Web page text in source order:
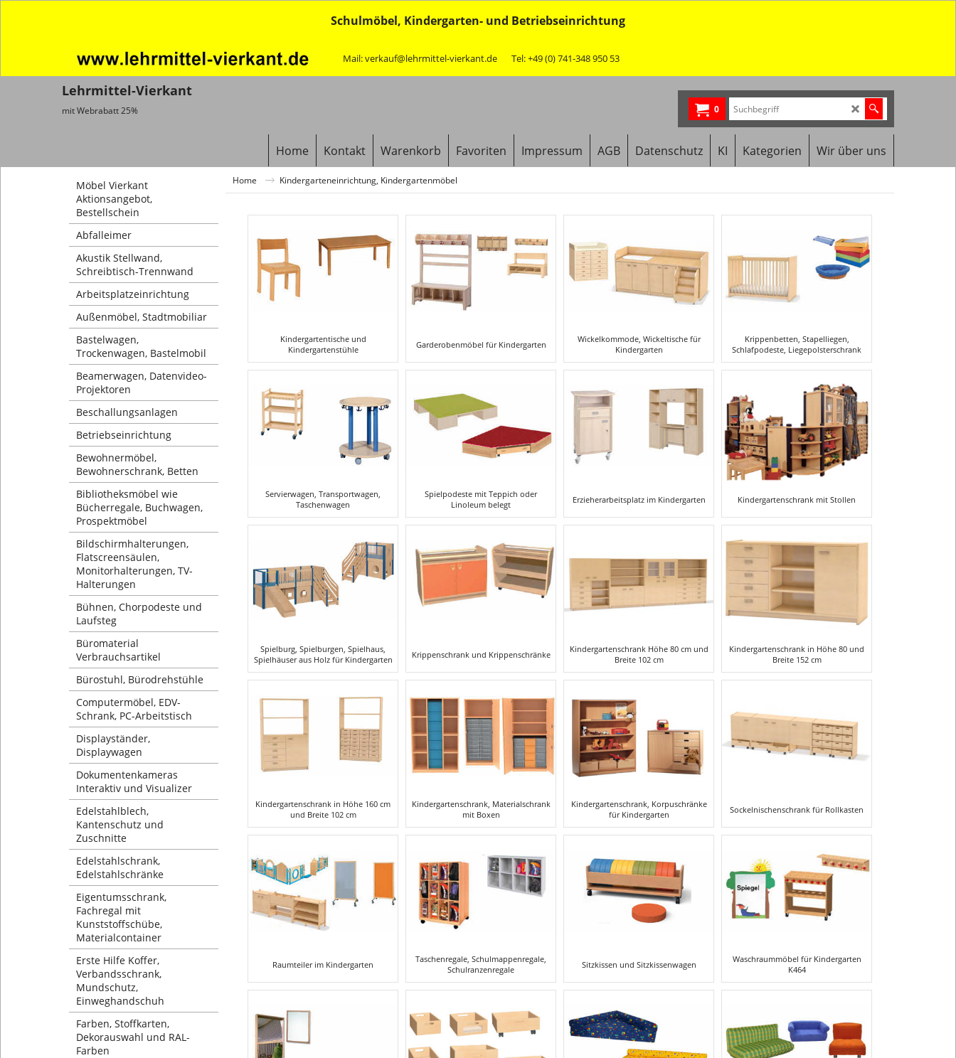
Schulmöbel, Kindergarten- und Betriebseinrichtung
Mail: verkauf@lehrmittel-vierkant.de Tel: +49 (0) 741-348 950 53
Lehrmittel-Vierkant
mit Webrabatt 25% 0
Home Kontakt Warenkorb Favoriten Impressum AGB Datenschutz KI Kategorien Wir über uns
Möbel Vierkant
Aktionsangebot,
Bestellschein
Abfalleimer
Akustik Stellwand,
Schreibtisch-Trennwand
Arbeitsplatzeinrichtung
Außenmöbel, Stadtmobiliar
Bastelwagen,
Trockenwagen, Bastelmobil
Beamerwagen, Datenvideo-
Projektoren
Beschallungsanlagen
Betriebseinrichtung
Bewohnermöbel,
Bewohnerschrank, Betten
Bibliotheksmöbel wie
Bücherregale, Buchwagen,
Prospektmöbel
Bildschirmhalterungen,
Flatscreensäulen,
Monitorhalterungen, TV-
Halterungen
Bühnen, Chorpodeste und
Laufsteg
Büromaterial
Verbrauchsartikel
Bürostuhl, Bürodrehstühle
Computermöbel, EDV-
Schrank, PC-Arbeitstisch
Displayständer,
Displaywagen
Dokumentenkameras
Interaktiv und Visualizer
Edelstahlblech,
Kantenschutz und
Zuschnitte
Edelstahlschrank,
Edelstahlschränke
Eigentumsschrank,
Fachregal mit
Kunststoffschübe,
Materialcontainer
Erste Hilfe Koffer,
Verbandsschrank,
Mundschutz,
Einweghandschuh
Farben, Stoffkarten,
Dekorauswahl und RAL-
Farben
Home Kindergarteneinrichtung, Kindergartenmöbel
Kindergartentische und
Kindergartenstühle
Garderobenmöbel für Kindergarten
Wickelkommode, Wickeltische für
Kindergarten
Krippenbetten, Stapelliegen,
Schlafpodeste, Liegepolsterschrank
Servierwagen, Transportwagen,
Taschenwagen
Spielpodeste mit Teppich oder
Linoleum belegt
Erzieherarbeitsplatz im Kindergarten Kindergartenschrank mit Stollen
Spielburg, Spielburgen, Spielhaus,
Spielhäuser aus Holz für Kindergarten
Krippenschrank und Krippenschränke
Kindergartenschrank Höhe 80 cm und
Breite 102 cm
Kindergartenschrank in Höhe 80 und
Breite 152 cm
Kindergartenschrank in Höhe 160 cm
und Breite 102 cm
Kindergartenschrank, Materialschrank
mit Boxen
Kindergartenschrank, Korpuschränke
für Kindergarten
Sockelnischenschrank für Rollkasten
Raumteiler im Kindergarten
Taschenregale, Schulmappenregale,
Schulranzenregale
Sitzkissen und Sitzkissenwagen
Waschraummöbel für Kindergarten
K464